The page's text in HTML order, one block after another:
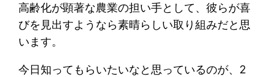
高齢化が顕著な農業の担い手として、彼らが喜
びを見出すようなら素晴らしい取り組みだと思
います。
今日知ってもらいたいなと思っているのが、2